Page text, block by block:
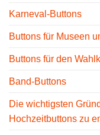
Karneval-Buttons
Buttons für Museen
Buttons für den
Band-Buttons
Die wichtigsten
Hochzeitbuttons zu